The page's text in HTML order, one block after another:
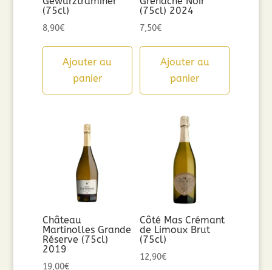
(75cl)
8,90€
Ajouter au
panier
(75cl) 2024
7,50€
Ajouter au
panier
Château
Martinolles Grande
Réserve (75cl)
2019
19,00€
Côté Mas Crémant
de Limoux Brut
(75cl)
12,90€